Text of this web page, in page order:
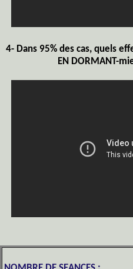
4- Dans 95% des cas, quels
EN DORMANT-